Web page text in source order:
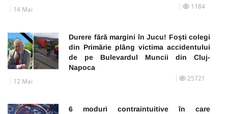
14 Mai 1184
Durere fără margini în Jucu! Foști colegi
din Primărie plâng victima accidentului
de pe Bulevardul Muncii din Cluj-
Napoca
12 Mai 25721
6 moduri contraintuitive în care